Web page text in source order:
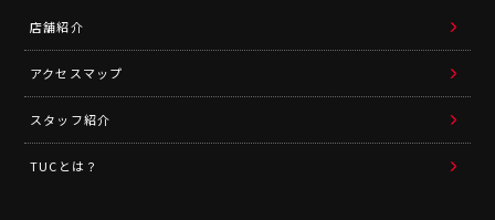
店舗紹介
アクセスマップ
スタッフ紹介
TUCとは？